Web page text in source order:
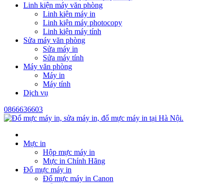
Linh kiện máy văn phòng
Linh kiện máy in
Linh kiện máy photocopy
Linh kiện máy tính
Sửa máy văn phòng
Sửa máy in
Sửa máy tính
Máy văn phòng
Máy in
Máy tính
Dịch vụ
0866636603
Mực in
Hộp mực máy in
Mực in Chính Hãng
Đổ mực máy in
Đổ mực máy in Canon